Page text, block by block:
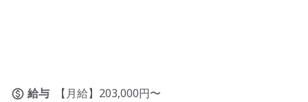
給与
【月給】203,000円〜